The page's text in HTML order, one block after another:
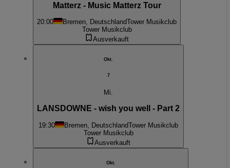
Matterz - Music Matterz Tour
20:00 Bremen, DeutschlandTower Musikclub
Tower Musikclub
Ausverkauft
Okt.
7
Mi.
LANSDOWNE - wish you well - Part 2
19:30 Bremen, DeutschlandTower Musikclub
Tower Musikclub
Ausverkauft
Okt.